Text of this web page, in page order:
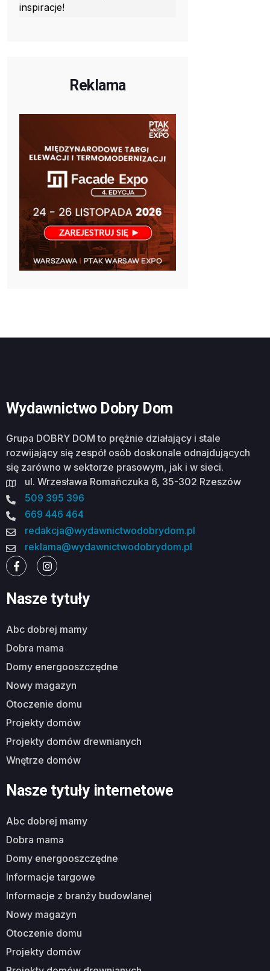
inspiracje!
Reklama
Wydawnictwo Dobry Dom
Grupa DOBRY DOM to prężnie działający i stale
rozwijający się zespół osób doskonale odnajdujących
się zarówno w sektorze prasowym, jak i w sieci.
ul. Wrzesława Romańczuka 6, 35-302 Rzeszów
509 395 396
669 446 464
redakcja@wydawnictwodobrydom.pl
reklama@wydawnictwodobrydom.pl
Nasze tytuły
abc dobrej mamy
dobra mama
domy energooszczędne
nowy magazyn
otoczenie domu
projekty domów
projekty domów drewnianych
wnętrze domów
Nasze tytuły internetowe
abc dobrej mamy
dobra mama
domy energooszczędne
informacje targowe
informacje z branży budowlanej
nowy magazyn
otoczenie domu
projekty domów